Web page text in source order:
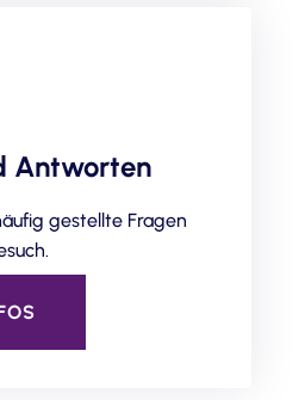
Antworten
gestellte Fragen